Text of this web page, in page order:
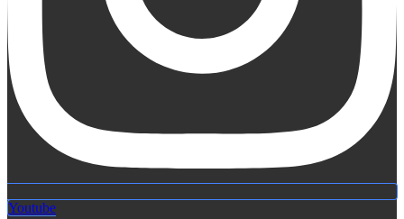
Youtube